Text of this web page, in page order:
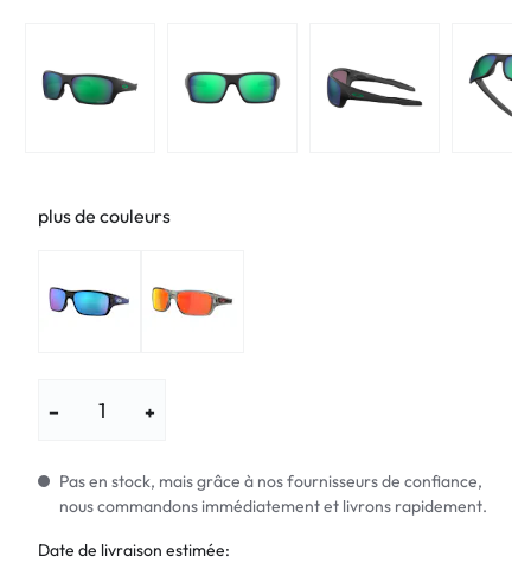
plus de couleurs
− +
Pas en stock, mais grâce à nos fournisseurs de confiance,
nous commandons immédiatement et livrons rapidement.
Date de livraison estimée: